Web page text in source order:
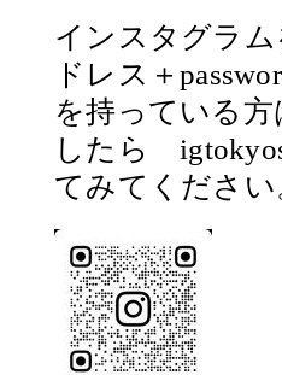
インスタグラ
ドレス＋
を持っている
したら
てみてください